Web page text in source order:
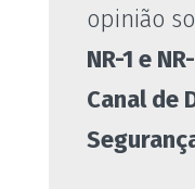
opinião
NR-1 e
Canal de